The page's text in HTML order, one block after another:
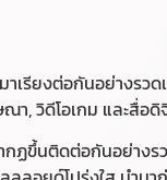
รียงต่อกันอย่างรวด
า, วิดีโอเกม และสื่อ
ฏขึ้นติดต่อกันอย่างร